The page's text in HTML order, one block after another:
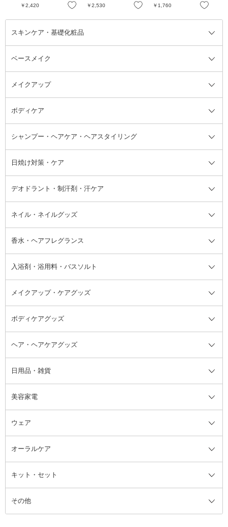
お気に入り
￥2,420 お気に入り
￥2,530 お気に入り
￥1,760
スキンケア・基礎化粧品
スキンケア・基礎化粧品全て
洗顔料
美容液
オールインワン化粧品 フェイスクリーム
フェイスオイル・バーム
ブースター・導入液
洗い流すパック・マスク
リップクリーム・リップケア
顔用マッサージ料
ベースメイク
ベースメイク全て
BBクリーム
コンシーラー ファンデーション
フェイスパウダー
メイクアップ
メイクアップ全て
まつげ美容液 つけまつげ
アイシャドウ
アイブロウ・眉マスカラ
チーク
ハイライト・シェーディング
ボディケア
ボディケア全て
ボディソープ・ハンドソープ・石
けん
ボディケア
レッグ・フットケア
バストケア
ネイルケア
脱毛・除毛ケア
シャンプー・ヘアケア・ヘアスタイリング
シャンプー・ヘアケア・ヘアスタ
イリング全て
洗い流さないトリートメント
ヘアスタイリング剤
頭皮ケア・育毛剤
その他シャンプー・ヘアケア・ヘ
アスタイリング
日焼け対策・ケア
日焼け対策・ケア全て
サンオイル・タンニング
その他日焼け対策・UVケア
デオドラント・制汗剤・汗ケア
デオドラント・制汗剤・汗ケア全
て
フット用デオドラント・制汗剤・
汗ケア
ネイル・ネイルグッズ
ネイル・ネイルグッズ全て
ジェルネイル
リムーバー・除光液
香水・ヘアフレグランス
香水・ヘアフレグランス全て
フレグランスミスト
その他香水・ヘアフレグランス
入浴剤・浴用料・バスソルト
入浴剤・浴用料・バスソルト全て
バスソルト
メイクアップ・ケアグッズ
メイクアップ・ケアグッズ全て
コットン・綿棒
洗顔グッズ
ブラシ・チップ
ツィザー・毛抜き
カミソリ
ファンデーション・パウダーケー
ス
ミラー・鏡
ボディケアグッズ
ボディケアグッズ全て
マッサージ・ボディケアグッズ
かかと・角質ケアグッズ
絆創膏
ヘア・ヘアケアグッズ
ヘア・ヘアケアグッズ全て
ヘアゴム
ヘアバンド
ヘッドマッサージブラシ
日用品・雑貨
日用品・雑貨全て
柔軟剤
ルームフレグランス・ディフュー
ザー
アロマキャンドル
消臭剤・芳香剤
美容家電
美容家電全て
ボディケア美容家電
その他美容家電
ウェア
ウェア全て
レッグウェア
オーラルケア
オーラルケア全て
歯ブラシ
キット・セット
キット・セット全て
その他